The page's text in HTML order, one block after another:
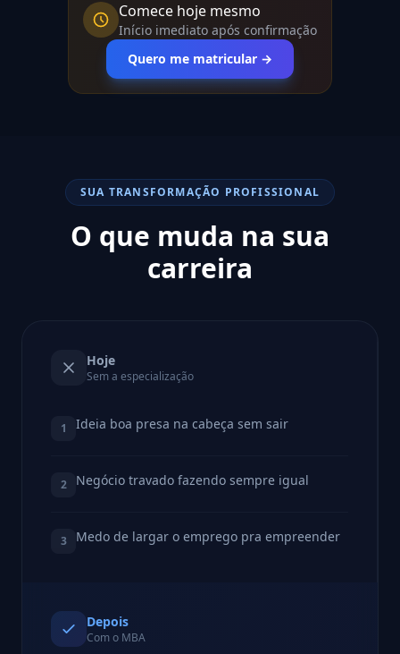
Comece hoje mesmo
Início imediato após confirmação
Quero me matricular →
SUA TRANSFORMAÇÃO PROFISSIONAL
O que muda na sua
carreira
Hoje
Sem a especialização
1 Ideia boa presa na cabeça sem sair
2 Negócio travado fazendo sempre igual
3 Medo de largar o emprego pra empreender
Depois
Com o MBA